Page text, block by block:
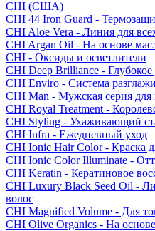
CHI (США)
CHI 44 Iron Guard -
CHI Aloe Vera - Линия для
CHI Argan Oil - На основе
CHI - Оксиды и осветлители
CHI Deep Brilliance -
CHI Enviro - Система
CHI Man - Мужская серия для
CHI Royal Treatment -
CHI Styling - Ухаживающий
CHI Infra - Ежедневный уход
CHI Ionic Hair Color - Краска
CHI Ionic Color Illuminate -
CHI Keratin - Кератиновое
CHI Luxury Black Seed Oil -
волос
CHI Magnified Volume - Для
CHI Olive Organics - На